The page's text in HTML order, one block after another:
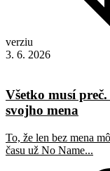
verziu
3. 6. 2026
Všetko musí
svojho mena
To, že len bez mena
času už No Name...